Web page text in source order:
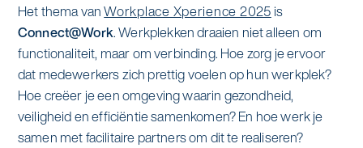
Offerte aanvragen
Het thema vanWorkplace Xperience 2025 is
Connect@Work. Werkplekken draaien niet alleen om
functionaliteit, maar om verbinding. Hoe zorg je ervoor
dat medewerkers zich prettig voelen op hun werkplek?
Hoe creëer je een omgeving waarin gezondheid,
veiligheid en efficiëntie samenkomen? En hoe werk je
samen met facilitaire partners om dit te realiseren?